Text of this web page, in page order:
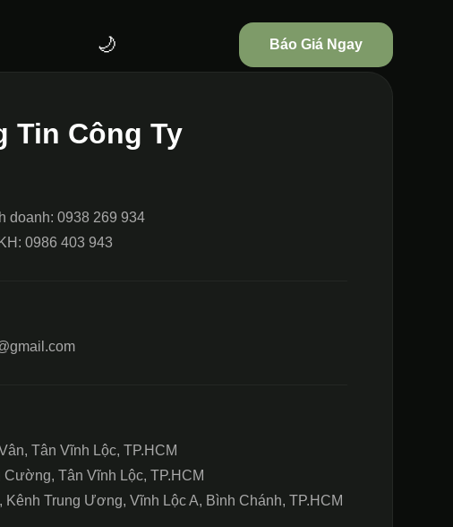
🌙 Báo Giá Ngay
Tin Công Ty
doanh: 0938 269 934
0986 403 943
Tân Vĩnh Lộc, TP.HCM
Cường, Tân Vĩnh Lộc, TP.HCM
Kênh Trung Ương, Vĩnh Lộc A, Bình Chánh, TP.HCM